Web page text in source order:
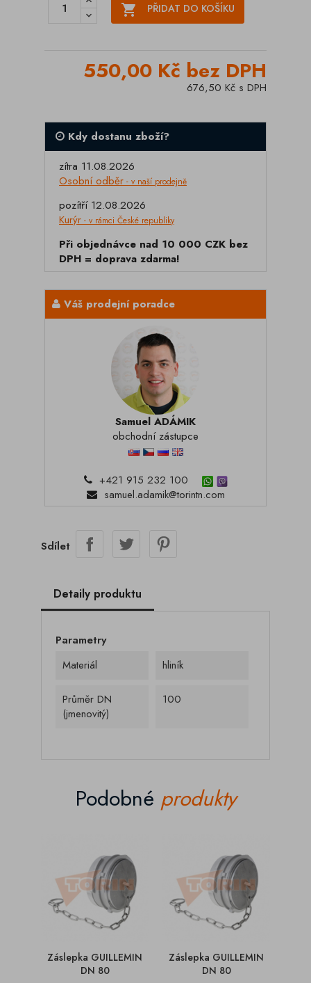
 PŘIDAT DO KOŠÍKU
550,00 Kč bez DPH
676,50 Kč s DPH
Kdy dostanu zboží?
zítra 11.08.2026
Osobní odběr - v naší prodejně
pozítří 12.08.2026
Kurýr - v rámci České republiky
Při objednávce nad 10 000 CZK bez
DPH = doprava zdarma!
Váš prodejní poradce
Samuel ADÁMIK
obchodní zástupce
+421 915 232 100
samuel.adamik@torintn.com
Sdílet
Detaily produktu
Parametry
Materiál
hliník
Průměr DN
(jmenovitý)
100
Podobné produkty
Záslepka GUILLEMIN
DN 80
Záslepka GUILLEMIN
DN 80